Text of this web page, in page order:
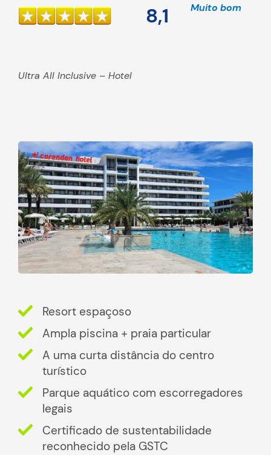
8,1 Muito bom
Ultra All Inclusive – Hotel
Resort espaçoso
Ampla piscina + praia particular
A uma curta distância do centro
turístico
Parque aquático com escorregadores
legais
Certificado de sustentabilidade
reconhecido pela GSTC